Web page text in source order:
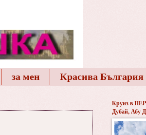
за мен Красива България
Круиз в
Дубай, Абу